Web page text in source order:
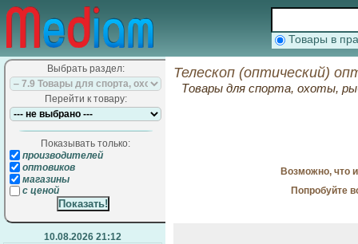
Товары в
Выбрать раздел:
Перейти к товару:
Показывать только:
производителей
оптовиков
магазины
с ценой
10.08.2026 21:12
Телескоп (оптический)
Товары для спорта, охоты,
Возможно, что
Попробуйте